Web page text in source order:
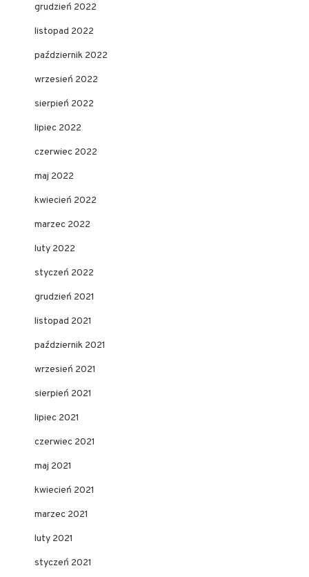
grudzień 2022
listopad 2022
październik 2022
wrzesień 2022
sierpień 2022
lipiec 2022
czerwiec 2022
maj 2022
kwiecień 2022
marzec 2022
luty 2022
styczeń 2022
grudzień 2021
listopad 2021
październik 2021
wrzesień 2021
sierpień 2021
lipiec 2021
czerwiec 2021
maj 2021
kwiecień 2021
marzec 2021
luty 2021
styczeń 2021